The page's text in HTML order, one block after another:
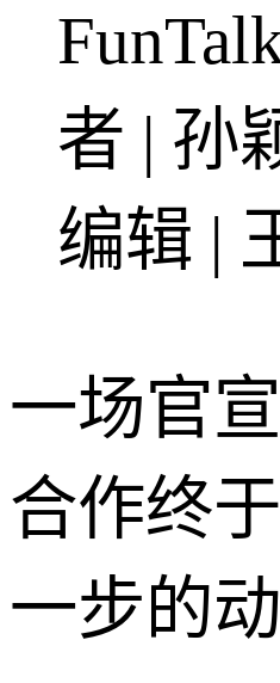
者 | 孙
编辑 |
一场官
合作终
一步的动